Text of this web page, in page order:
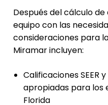
Después del cálculo
equipo con las
consideraciones para
Miramar incluyen:
Calificaciones SEER
apropiadas para los
Florida